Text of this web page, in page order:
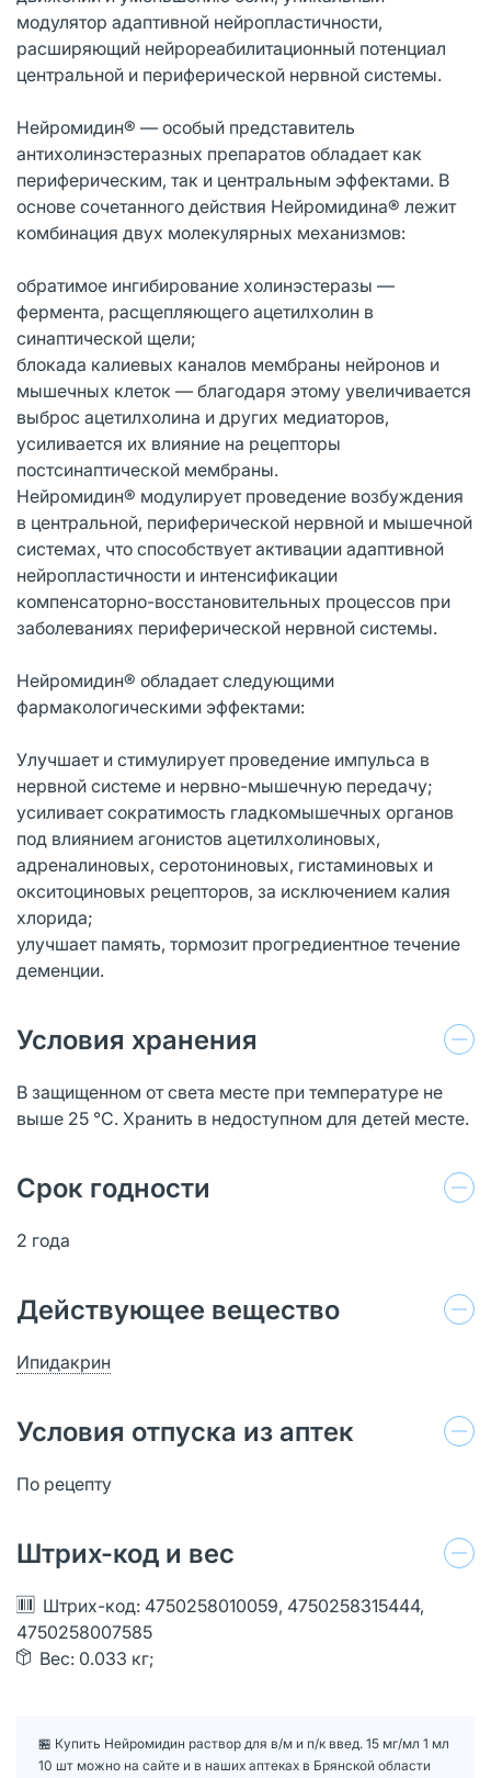
модулятор адаптивной нейропластичности,
расширяющий нейрореабилитационный потенциал
центральной и периферической нервной системы.
Нейромидин® — особый представитель
антихолинэстеразных препаратов обладает как
периферическим, так и центральным эффектами. В
основе сочетанного действия Нейромидина® лежит
комбинация двух молекулярных механизмов:
обратимое ингибирование холинэстеразы —
фермента, расщепляющего ацетилхолин в
синаптической щели;
блокада калиевых каналов мембраны нейронов и
мышечных клеток — благодаря этому увеличивается
выброс ацетилхолина и других медиаторов,
усиливается их влияние на рецепторы
постсинаптической мембраны.
Нейромидин® модулирует проведение возбуждения
в центральной, периферической нервной и мышечной
системах, что способствует активации адаптивной
нейропластичности и интенсификации
компенсаторно-восстановительных процессов при
заболеваниях периферической нервной системы.
Нейромидин® обладает следующими
фармакологическими эффектами:
Улучшает и стимулирует проведение импульса в
нервной системе и нервно-мышечную передачу;
усиливает сократимость гладкомышечных органов
под влиянием агонистов ацетилхолиновых,
адреналиновых, серотониновых, гистаминовых и
окситоциновых рецепторов, за исключением калия
хлорида;
улучшает память, тормозит прогредиентное течение
деменции.
Условия хранения
В защищенном от света месте при температуре не
выше 25 °С. Хранить в недоступном для детей месте.
Срок годности
2 года
Действующее вещество
Ипидакрин
Условия отпуска из аптек
По рецепту
Штрих-код и вес
Штрих-код: 4750258010059, 4750258315444,
4750258007585
Вес: 0.033 кг;
🏪 Купить Нейромидин раствор для в/м и п/к введ. 15 мг/мл 1 мл
10 шт можно на сайте и в наших аптеках в Брянской области